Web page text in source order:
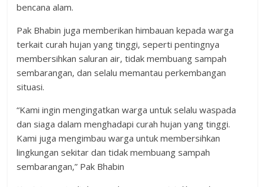
bencana alam.
Pak Bhabin juga memberikan himbauan kepada warga
terkait curah hujan yang tinggi, seperti pentingnya
membersihkan saluran air, tidak membuang sampah
sembarangan, dan selalu memantau perkembangan
situasi.
“Kami ingin mengingatkan warga untuk selalu waspada
dan siaga dalam menghadapi curah hujan yang tinggi.
Kami juga mengimbau warga untuk membersihkan
lingkungan sekitar dan tidak membuang sampah
sembarangan,” Pak Bhabin